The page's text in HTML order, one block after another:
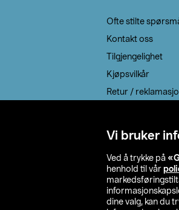
Vi bruker
Ved å trykke på
henhold til vår
dine valg, kan du
Ofte stilte
Kontakt oss
Tilgjengelighet
Kjøpsvilkår
Retur /